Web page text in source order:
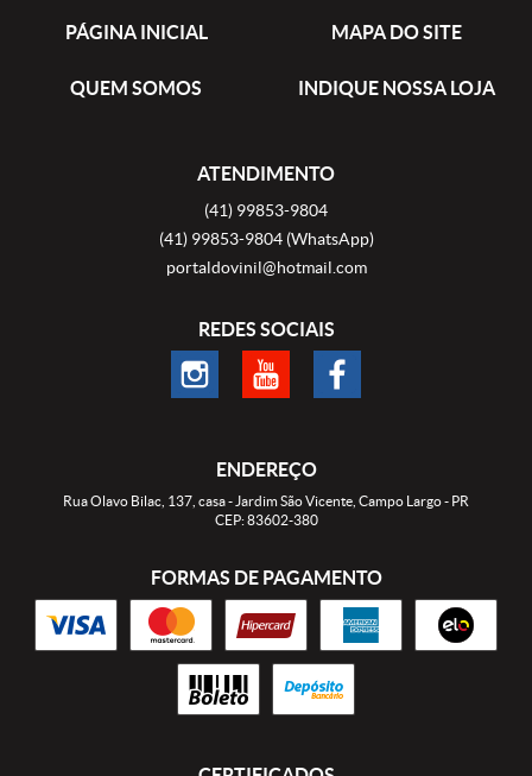
PÁGINA INICIAL MAPA DO SITE
QUEM SOMOS INDIQUE NOSSA LOJA
ATENDIMENTO
(41) 99853-9804
(41)99853-9804 (WhatsApp)
portaldovinil@hotmail.com
REDES SOCIAIS
ENDEREÇO
Rua Olavo Bilac, 137, casa- Jardim São Vicente, Campo Largo- PR
CEP: 83602-380
FORMAS DE PAGAMENTO